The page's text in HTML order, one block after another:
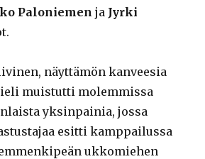
Paloniemen ja Jyrki
näyttämön kanveesia
muistutti molemmissa
yksinpainia, jossa
esitti kamppailussa
ukkomiehen